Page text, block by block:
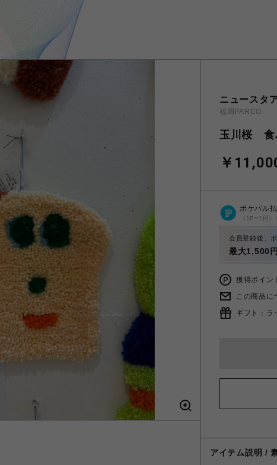
ニュースタ
福岡PARCO
玉川桜 食
￥
ポケパル
（1P=1円
会員登録後、
最大1,500
獲得ポイン
この商品に
ギフト：ラ
アイテム説明 /